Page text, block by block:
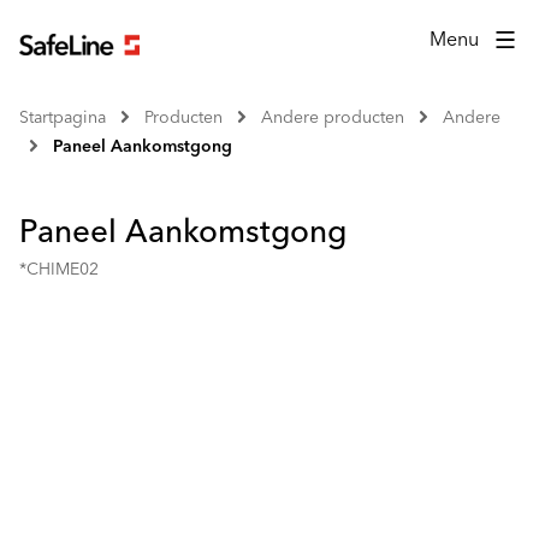
Menu
Startpagina Producten Andere producten
Andere
Paneel Aankomstgong
Paneel Aankomstgong
*CHIME02